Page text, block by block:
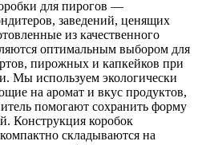
для пирогов —
заведений, ценящих
из качественного
оптимальным выбором для
пирожных и капкейков при
Мы используем экологически
на аромат и вкус продуктов,
помогают сохранить форму
Конструкция коробок
складываются на